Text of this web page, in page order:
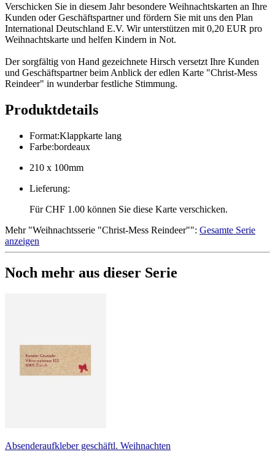
Verschicken Sie in diesem Jahr besondere Weihnachtskarten an Ihre
Kunden oder Geschäftspartner und fördern Sie mit uns den Plan
International Deutschland E.V. Wir unterstützen mit 0,20 EUR pro
Weihnachtskarte und helfen Kindern in Not.
Der sorgfältig von Hand gezeichnete Hirsch versetzt Ihre Kunden
und Geschäftspartner beim Anblick der edlen Karte "Christ-Mess
Reindeer" in wunderbar festliche Stimmung.
Produktdetails
Format:Klappkarte lang
Farbe:bordeaux
210 x 100mm
Lieferung:
Für CHF 1.00 können Sie diese Karte verschicken.
Mehr"Weihnachtsserie "Christ-Mess Reindeer"": Gesamte Serie
anzeigen
Noch mehr aus dieser Serie
Absenderaufkleber geschäftl. Weihnachten